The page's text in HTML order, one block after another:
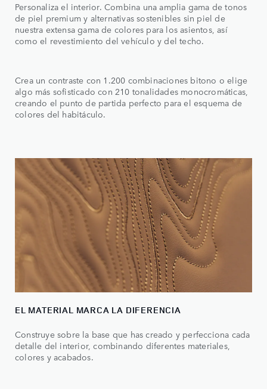
Personaliza el interior. Combina una amplia gama de tonos
de piel premium y alternativas sostenibles sin piel de
nuestra extensa gama de colores para los asientos, así
como el revestimiento del vehículo y del techo.
Crea un contraste con 1.200 combinaciones bitono o elige
algo más sofisticado con 210 tonalidades monocromáticas,
creando el punto de partida perfecto para el esquema de
colores del habitáculo.
EL MATERIAL MARCA LA DIFERENCIA
Construye sobre la base que has creado y perfecciona cada
detalle del interior, combinando diferentes materiales,
colores y acabados.